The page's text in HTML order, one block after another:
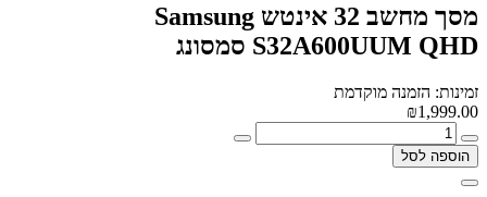
מסך מחשב ‏32 ‏אינטש Samsung
S32A600UUM QHD סמסונג
זמינות: הזמנה מוקדמת
₪1,999.00
הוספה לסל